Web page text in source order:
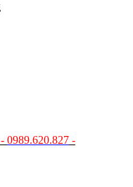
- 0989.620.827 -